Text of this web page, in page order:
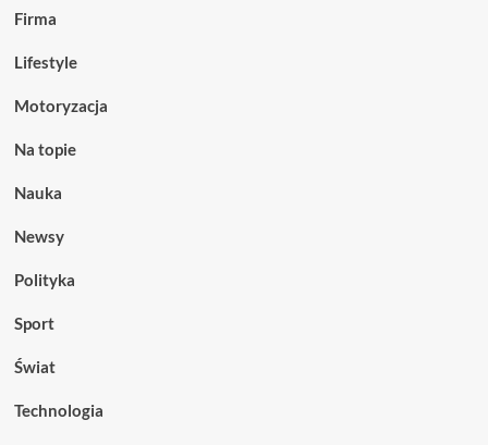
Firma
Lifestyle
Motoryzacja
Na topie
Nauka
Newsy
Polityka
Sport
Świat
Technologia